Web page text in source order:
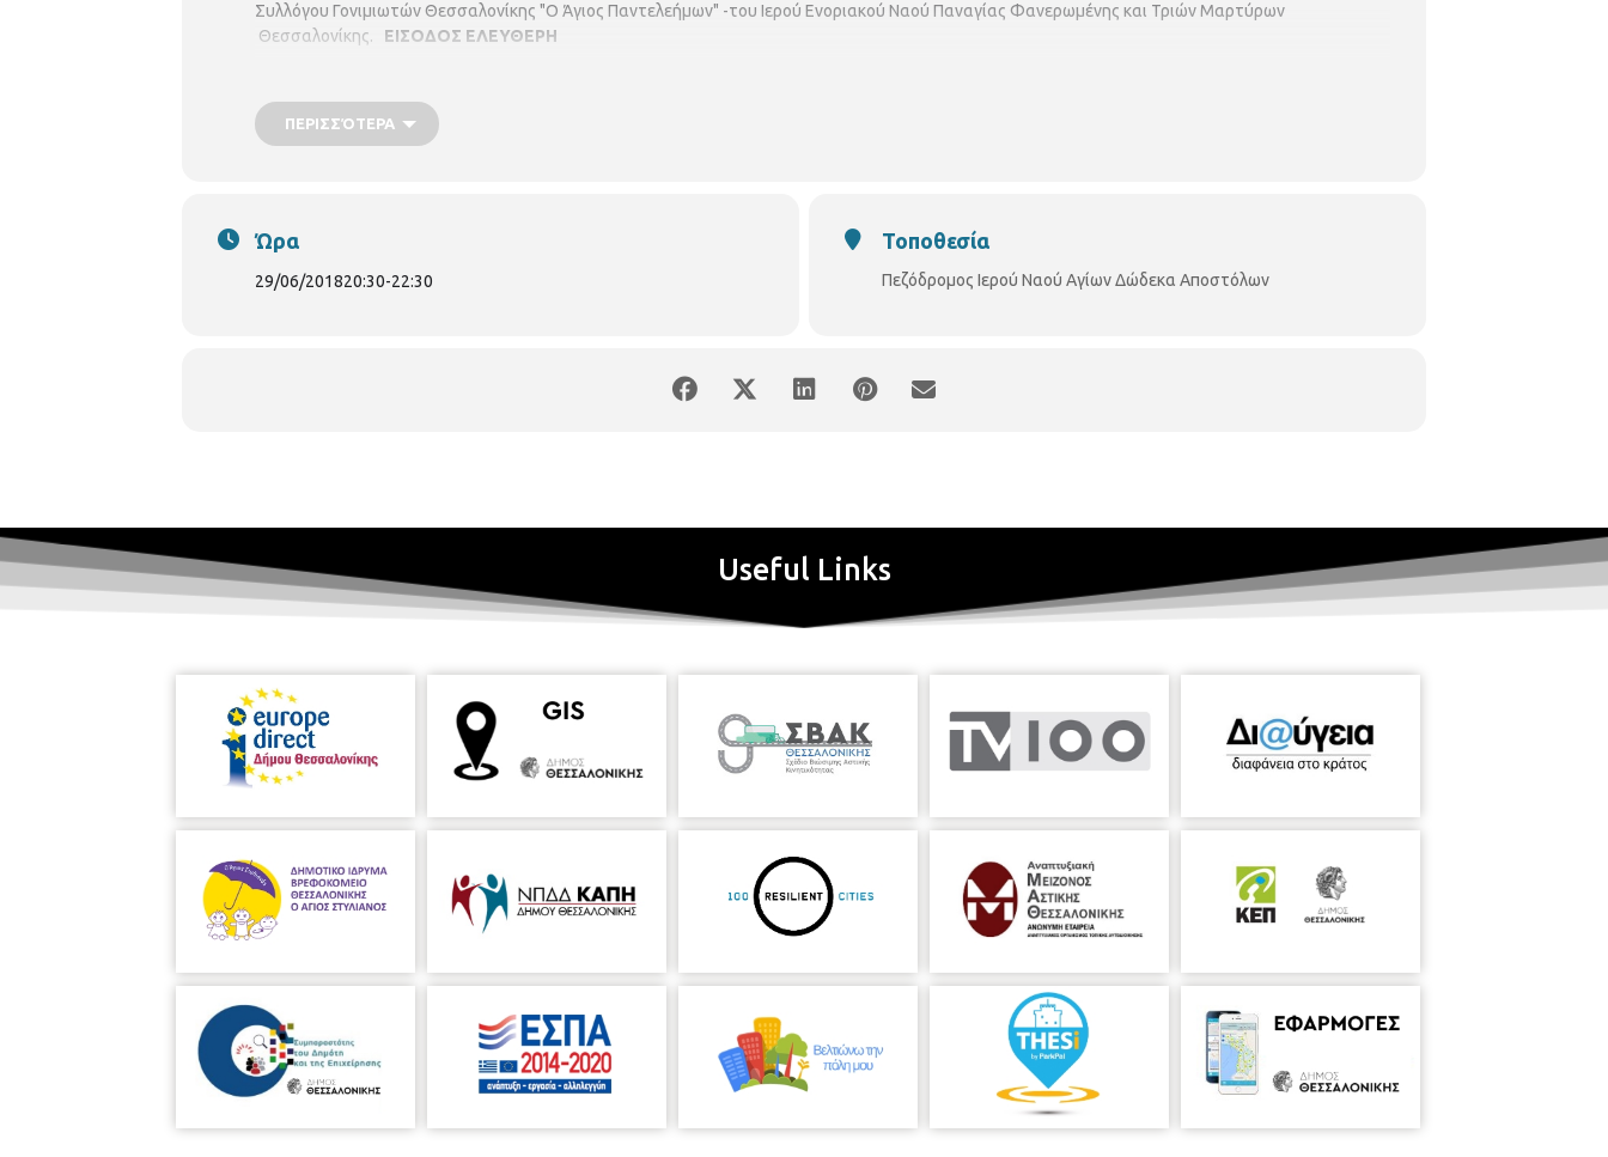
Συλλόγου Γονιμιωτών Θεσσαλονίκης "Ο Άγιος Παντελεήμων" -του Ιερού Ενοριακού Ναού Παναγίας Φανερωμένης και Τριών Μαρτύρων
Θεσσαλονίκης. ΕΙΣΟΔΟΣ ΕΛΕΥΘΕΡΗ
ΠΕΡΙΣΣΌΤΕΡΑ
Ώρα
29/06/201820:30-22:30
Τοποθεσία
Πεζόδρομος Ιερού Ναού Αγίων Δώδεκα Αποστόλων
Useful Links